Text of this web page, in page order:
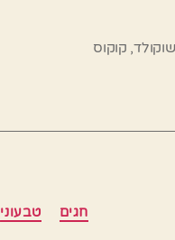
, קוקוס
חגים טבעוני